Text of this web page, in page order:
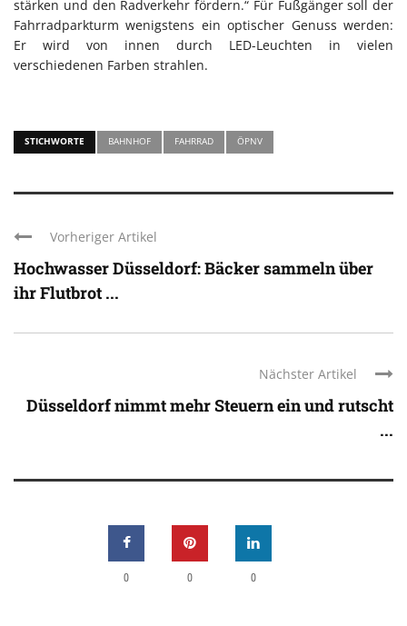
stärken und den Radverkehr fördern.“ Für Fußgänger soll der
Fahrradparkturm wenigstens ein optischer Genuss werden:
Er wird von innen durch LED-Leuchten in vielen
verschiedenen Farben strahlen.
STICHWORTE BAHNHOF FAHRRAD ÖPNV
Vorheriger Artikel
Hochwasser Düsseldorf: Bäcker sammeln über
ihr Flutbrot ...
Nächster Artikel
Düsseldorf nimmt mehr Steuern ein und rutscht
...
0 0 0